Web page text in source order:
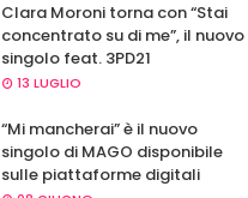
Clara Moroni torna con “Stai
concentrato su di me”, il nuovo
singolo feat. 3PD21
13 LUGLIO
“Mi mancherai” è il nuovo
singolo di MAGO disponibile
sulle piattaforme digitali